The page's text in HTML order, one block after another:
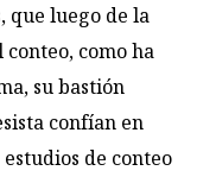
que luego de la
como ha
su bastión
confían en
de conteo